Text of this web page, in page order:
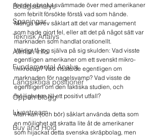
Bolagsanalys
Spaningar
Teknisk Analys
Allmän info
Fundamental Analys
Långsiktiga positioner
Öppen blogg
Livestream
Buy and Hold
feedet absolut svämmade över med amerikaner
som febrilt försökte förstå vad som hände.
Många skrev såklart att det var management
som hade gjort fel, eller att det på något sätt var
marknaden som handlat orationellt.
Väldigt få tog själva på sig skulden: Vad visste
egentligen amerikaner om ett svenskt mikro-
mikrocap? Vad visste de egentligen om
marknaden för nagelsvamp? Vad visste de
egentligen om den faktiska studien, och
möjligheten till ett positivt utfall?
Man kan (och bör) såklart använda detta som
en möjlighet att skratta lite åt de amerikaner
som hijackat detta svenska skräpbolag, men